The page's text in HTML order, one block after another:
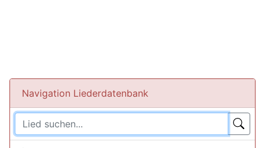
Navigation Liederdatenbank